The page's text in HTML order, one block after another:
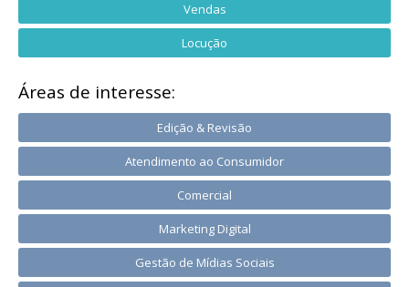
Vendas
Locução
Áreas de interesse:
Edição & Revisão
Atendimento ao Consumidor
Comercial
Marketing Digital
Gestão de Mídias Sociais